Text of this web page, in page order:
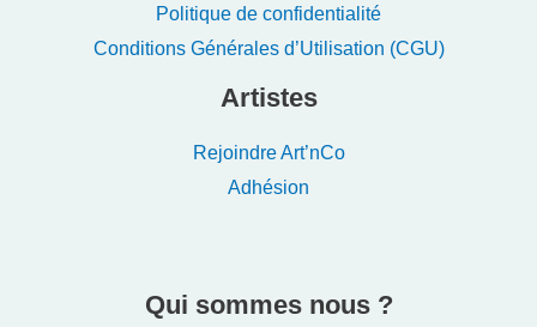
Politique de confidentialité
Conditions Générales d’Utilisation (CGU)
Artistes
Rejoindre Art’nCo
Adhésion
Qui sommes nous ?